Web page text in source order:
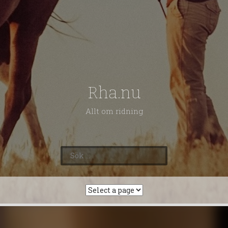
Rha.nu
Allt om ridning
Sök
efter: